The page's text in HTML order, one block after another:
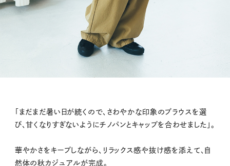
「まだまだ暑い日が続くので、さわやかな印象のブラウスを選
び、甘くなりすぎないようにチノパンとキャップを合わせました」。
華やかさをキープしながら、リラックス感や抜け感を添えて、自
然体の秋カジュアルが完成。